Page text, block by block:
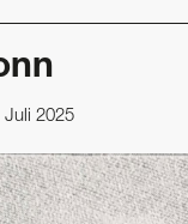
Juli 2025